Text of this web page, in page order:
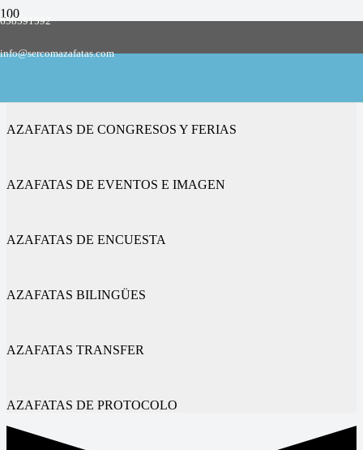
658591592
info@sercomazafatas.com
AZAFATAS DE CONGRESOS Y FERIAS
AZAFATAS DE EVENTOS E IMAGEN
AZAFATAS DE ENCUESTA
AZAFATAS BILINGÜES
AZAFATAS TRANSFER
AZAFATAS DE PROTOCOLO